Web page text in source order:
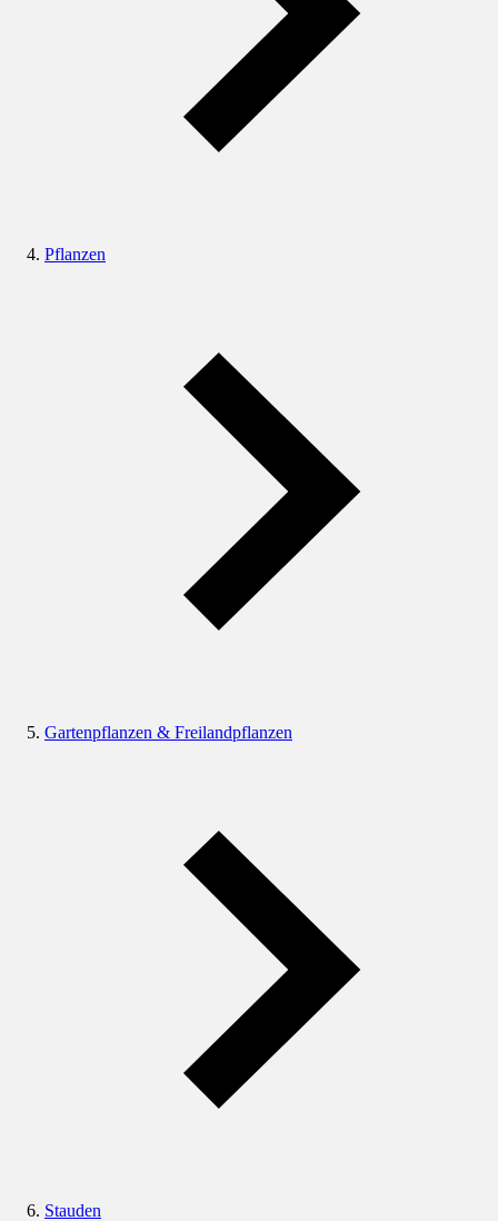
Pflanzen
Gartenpflanzen & Freilandpflanzen
Stauden